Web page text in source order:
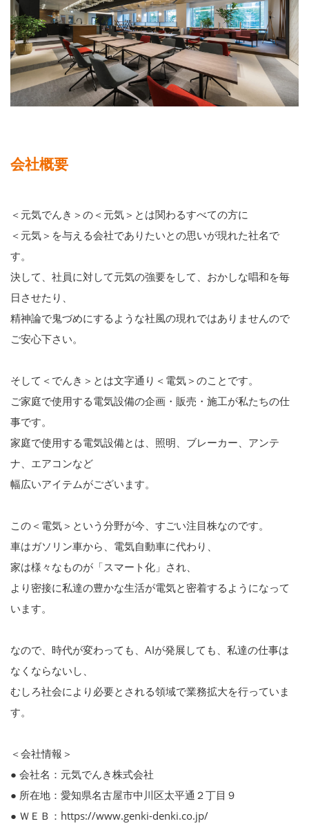
会社概要
＜元気でんき＞の＜元気＞とは関わるすべての方に
＜元気＞を与える会社でありたいとの思いが現れた社名で
す。
決して、社員に対して元気の強要をして、おかしな唱和を毎
日させたり、
精神論で鬼づめにするような社風の現れではありませんので
ご安心下さい。
そして＜でんき＞とは文字通り＜電気＞のことです。
ご家庭で使用する電気設備の企画・販売・施工が私たちの仕
事です。
家庭で使用する電気設備とは、照明、ブレーカー、アンテ
ナ、エアコンなど
幅広いアイテムがございます。
この＜電気＞という分野が今、すごい注目株なのです。
車はガソリン車から、電気自動車に代わり、
家は様々なものが「スマート化」され、
より密接に私達の豊かな生活が電気と密着するようになって
います。
なので、時代が変わっても、AIが発展しても、私達の仕事は
なくならないし、
むしろ社会により必要とされる領域で業務拡大を行っていま
す。
＜会社情報＞
● 会社名：元気でんき株式会社
● 所在地：愛知県名古屋市中川区太平通２丁目９
● ＷＥＢ：https://www.genki-denki.co.jp/